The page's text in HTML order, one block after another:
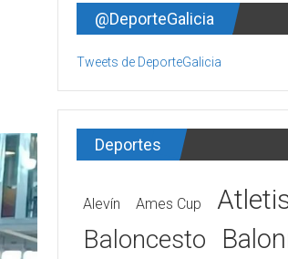
@DeporteGalicia
Tweets de DeporteGalicia
Deportes
Alevín Ames Cup
Baloncesto